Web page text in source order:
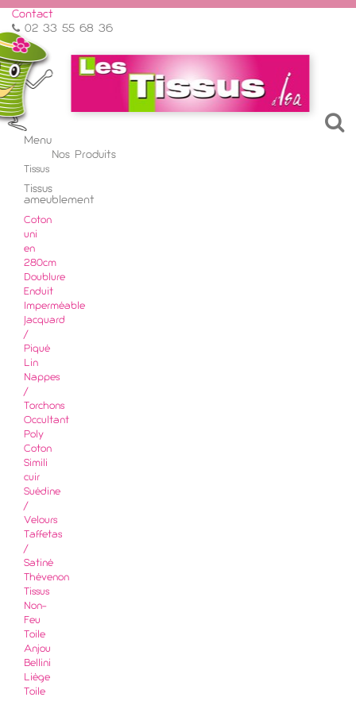
Contact
02 33 55 68 36
Menu
Nos Produits
Tissus
Tissus
ameublement
Coton
uni
en
280cm
Doublure
Enduit
Imperméable
Jacquard
/
Piqué
Lin
Nappes
/
Torchons
Occultant
Poly
Coton
Simili
cuir
Suédine
/
Velours
Taffetas
/
Satiné
Thévenon
Tissus
Non-
Feu
Toile
Anjou
Bellini
Liège
Toile